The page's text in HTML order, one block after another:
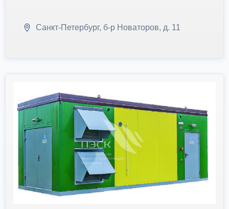
Санкт-Петербург, б-р Новаторов, д. 11